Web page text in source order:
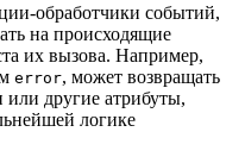
обработчики событий,
на происходящие
их вызова. Например,
error, может возвращать
другие атрибуты,
логике